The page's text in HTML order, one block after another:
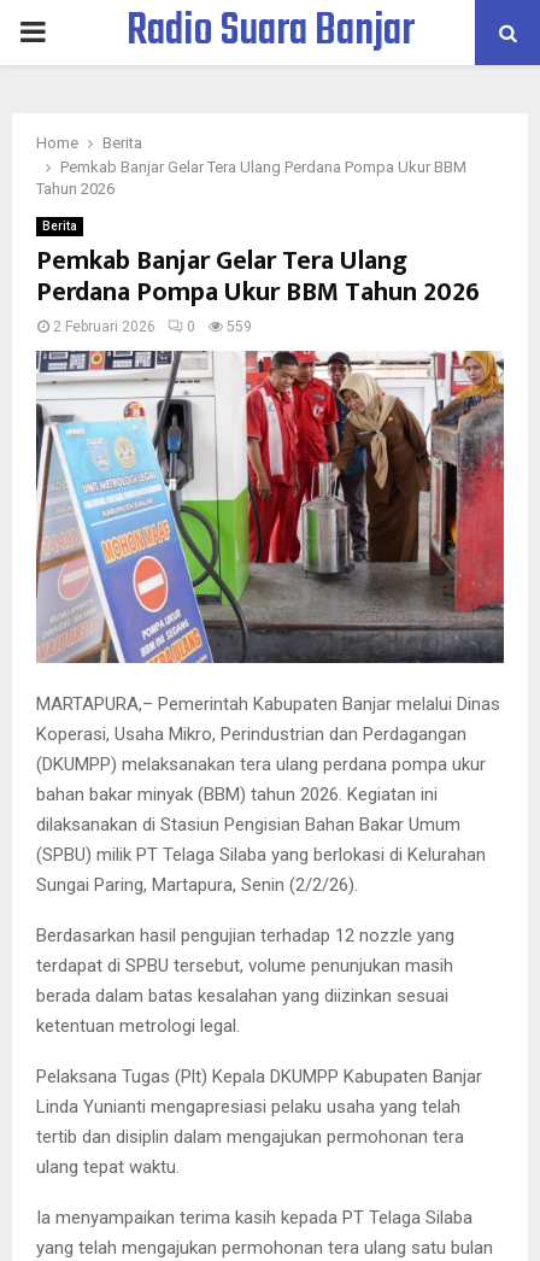
PRIMARYRadio Suara Banjar
Home
Berita
Pemkab Banjar Gelar Tera Ulang Perdana Pompa Ukur BBM
Tahun 2026
Berita
Pemkab Banjar Gelar Tera Ulang
Perdana Pompa Ukur BBM Tahun 2026
2 Februari 2026 0 559
MARTAPURA,– Pemerintah Kabupaten Banjar melalui Dinas
Koperasi, Usaha Mikro, Perindustrian dan Perdagangan
(DKUMPP) melaksanakan tera ulang perdana pompa ukur
bahan bakar minyak (BBM) tahun 2026. Kegiatan ini
dilaksanakan di Stasiun Pengisian Bahan Bakar Umum
(SPBU) milik PT Telaga Silaba yang berlokasi di Kelurahan
Sungai Paring, Martapura, Senin (2/2/26).
Berdasarkan hasil pengujian terhadap 12 nozzle yang
terdapat di SPBU tersebut, volume penunjukan masih
berada dalam batas kesalahan yang diizinkan sesuai
ketentuan metrologi legal.
Pelaksana Tugas (Plt) Kepala DKUMPP Kabupaten Banjar
Linda Yunianti mengapresiasi pelaku usaha yang telah
tertib dan disiplin dalam mengajukan permohonan tera
ulang tepat waktu.
Ia menyampaikan terima kasih kepada PT Telaga Silaba
yang telah mengajukan permohonan tera ulang satu bulan